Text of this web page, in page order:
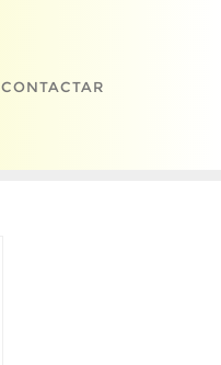
CONTACTAR